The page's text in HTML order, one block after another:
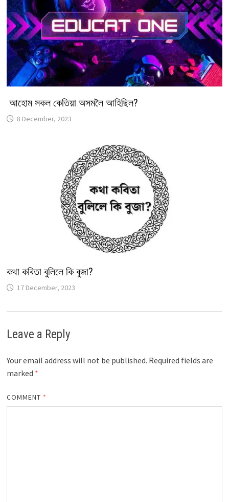
আহোম সকল কেতিয়া অসমলৈ আহিছিল?
8 December, 2023
কথা কবিতা বুলিলে কি বুজা?
17 December, 2023
Leave a Reply
Your email address will not be published. Required fields are
marked *
COMMENT *